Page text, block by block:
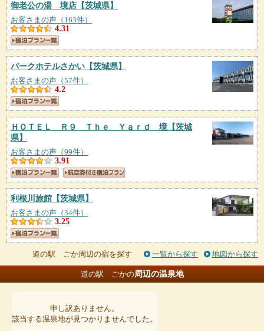
御老公の湯 境店 【茨城県】
お客さまの声（163件）
4.31
パークホテルさかい 【茨城県】
お客さまの声（57件）
4.2
ＨＯＴＥＬ Ｒ９ Ｔｈｅ Ｙａｒｄ 境【茨城
県】
お客さまの声（99件）
3.91
利根川旅館 【茨城県】
お客さまの声（34件）
3.25
道の駅 ごか周辺の宿を探す 一覧から探す 地図から探す
道の駅 ごかの周辺の温泉地
申し訳ありません。
該当する温泉地が見つかりませんでした。